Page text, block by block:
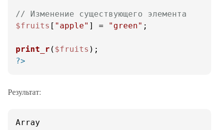
// Изменение существующего элемента
$fruits [ "apple" ] = "green" ;
print_r ( $fruits
?>
Результат:
Array